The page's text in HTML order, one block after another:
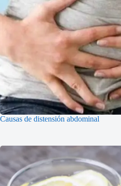
Causas de distensión abdominal